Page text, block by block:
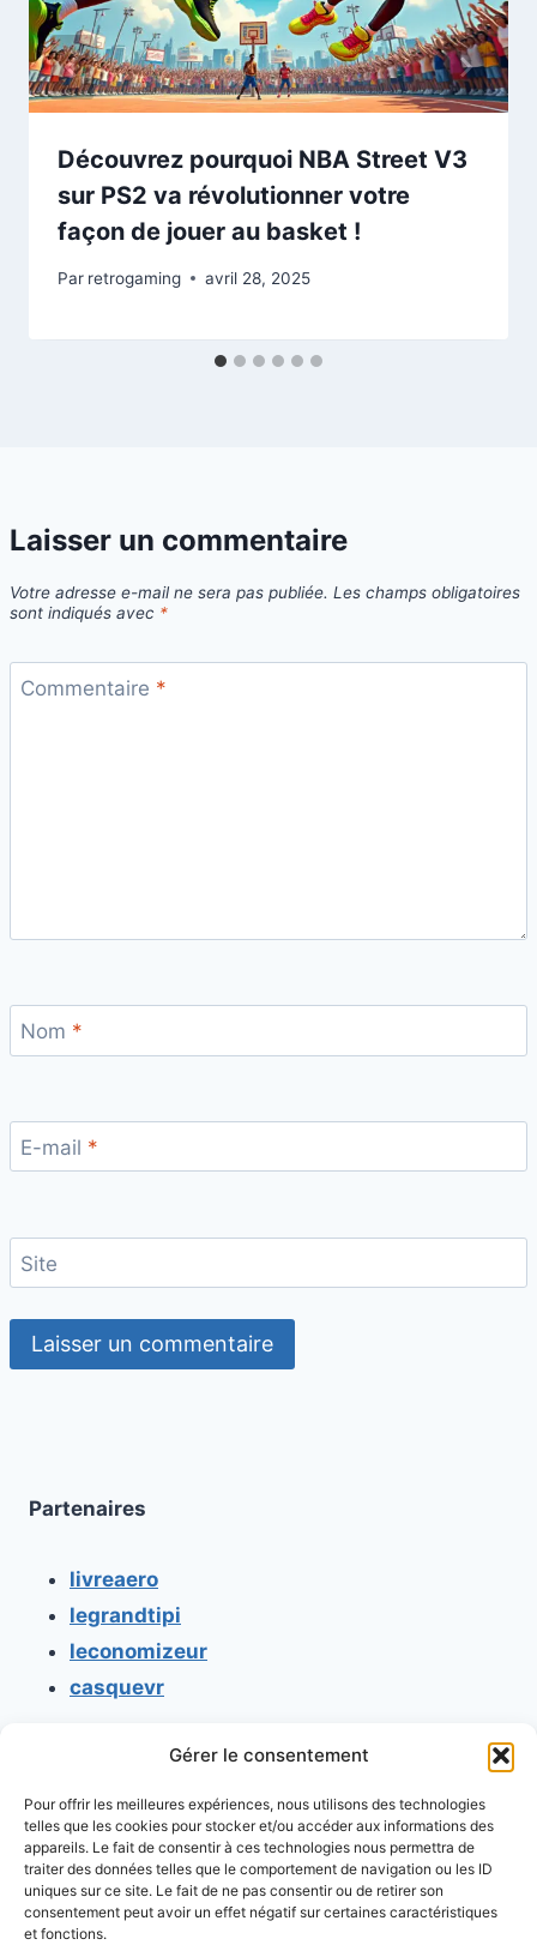
Gérer le consentement
Pour offrir les meilleures expériences, nous utilisons des technologies
telles que les cookies pour stocker et/ou accéder aux informations des
appareils. Le fait de consentir à ces technologies nous permettra de
traiter des données telles que le comportement de navigation ou les ID
uniques sur ce site. Le fait de ne pas consentir ou de retirer son
consentement peut avoir un effet négatif sur certaines caractéristiques
et fonctions.
Découvrez pourquoi NBA Street V3
sur PS2 va révolutionner votre
façon de jouer au basket !
Par retrogaming avril 28, 2025
Laisser un commentaire
Votre adresse e-mail ne sera pas publiée. Les champs obligatoires
sont indiqués avec *
Commentaire *
Nom *
E-mail *
Site
Partenaires
livreaero
legrandtipi
leconomizeur
casquevr
Mentions légales
Conditions générales d'utilisation
Conditions générales de vente
Politique de cookies